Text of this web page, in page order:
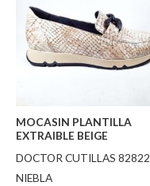
MOCASIN PLANTILLA
EXTRAIBLE BEIGE
DOCTOR CUTILLAS 82822
NIEBLA